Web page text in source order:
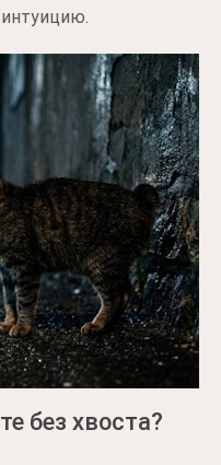
без хвоста?